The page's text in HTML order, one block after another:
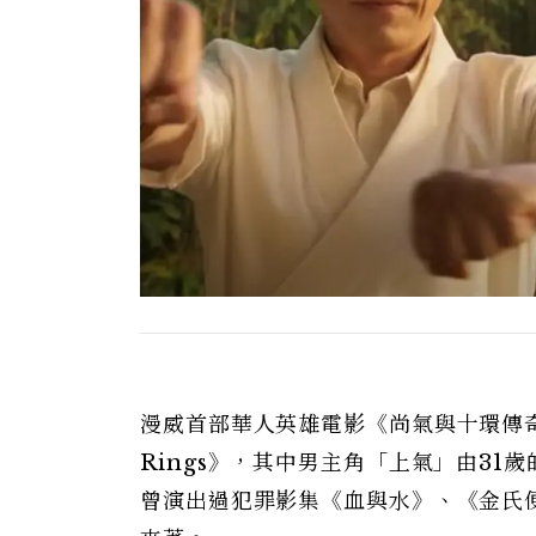
漫威首部華人英雄電影《尚氣與十
Rings》，其中男主角「上氣」由31
曾演出過犯罪影集《血與水》、《金